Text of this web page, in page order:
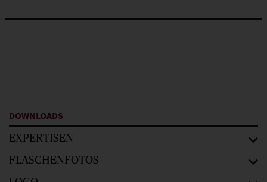
DOWNLOADS
EXPERTISEN
FLASCHENFOTOS